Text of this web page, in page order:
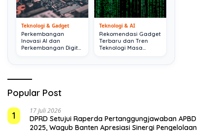
Teknologi & Gadget
Perkembangan
Inovasi AI dan
Perkembangan Digital
Teknologi & AI
Rekomendasi Gadget
Terbaru dan Tren
Teknologi Masa
Popular Post
1
17 Juli 2026
DPRD Setujui Raperda Pertanggungjawaban APBD
2025, Wagub Banten Apresiasi Sinergi Pengelolaan